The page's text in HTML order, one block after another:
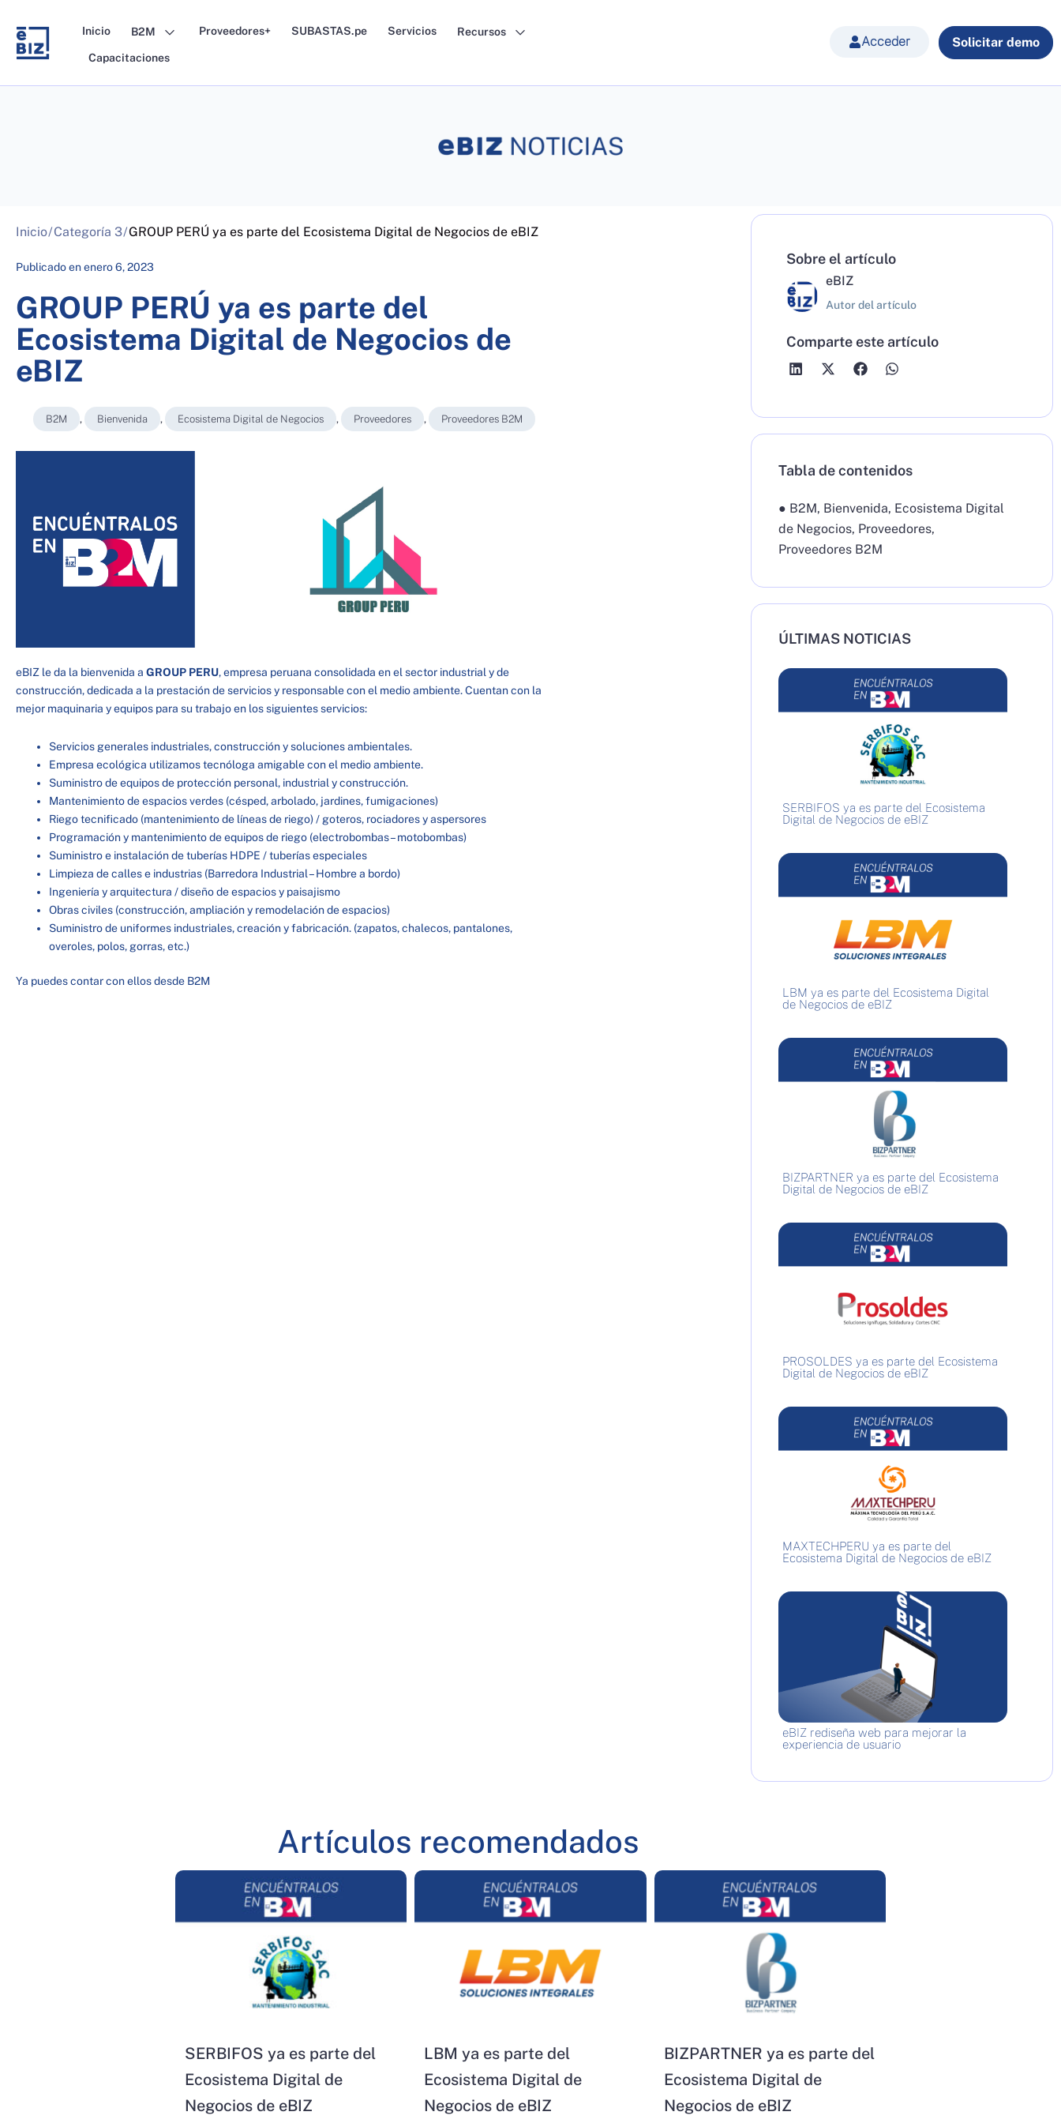
content
Inicio B2M Proveedores+ SUBASTAS.pe Servicios Recursos
Capacitaciones
Acceder Solicitar demo
Inicio/Categoría 3/GROUP PERÚ ya es parte del Ecosistema Digital de Negocios de eBIZ
Publicado enenero 6, 2023
GROUP PERÚ ya es parte del
Ecosistema Digital de Negocios de
eBIZ
B2M , Bienvenida , Ecosistema Digital de Negocios , Proveedores , Proveedores B2M
eBIZ le da la bienvenida a GROUP PERU, empresa peruana consolidada en el sector industrial y de
construcción, dedicada a la prestación de servicios y responsable con el medio ambiente. Cuentan con la
mejor maquinaria y equipos para su trabajo en los siguientes servicios:
Servicios generales industriales, construcción y soluciones ambientales.
Empresa ecológica utilizamos tecnóloga amigable con el medio ambiente.
Suministro de equipos de protección personal, industrial y construcción.
Mantenimiento de espacios verdes (césped, arbolado, jardines, fumigaciones)
Riego tecnificado (mantenimiento de líneas de riego) / goteros, rociadores y aspersores
Programación y mantenimiento de equipos de riego (electrobombas – motobombas)
Suministro e instalación de tuberías HDPE / tuberías especiales
Limpieza de calles e industrias (Barredora Industrial – Hombre a bordo)
Ingeniería y arquitectura / diseño de espacios y paisajismo
Obras civiles (construcción, ampliación y remodelación de espacios)
Suministro de uniformes industriales, creación y fabricación. (zapatos, chalecos, pantalones,
overoles, polos, gorras, etc.)
Ya puedes contar con ellos desde B2M
Sobre el artículo
eBIZ
Autor del artículo
Comparte este artículo
Tabla de contenidos
● B2M, Bienvenida, Ecosistema Digital
de Negocios, Proveedores,
Proveedores B2M
ÚLTIMAS NOTICIAS
SERBIFOS ya es parte del Ecosistema
Digital de Negocios de eBIZ
LBM ya es parte del Ecosistema Digital
de Negocios de eBIZ
BIZPARTNER ya es parte del Ecosistema
Digital de Negocios de eBIZ
PROSOLDES ya es parte del Ecosistema
Digital de Negocios de eBIZ
MAXTECHPERU ya es parte del
Ecosistema Digital de Negocios de eBIZ
eBIZ rediseña web para mejorar la
experiencia de usuario
Artículos recomendados
SERBIFOS ya es parte del
Ecosistema Digital de
Negocios de eBIZ
LBM ya es parte del
Ecosistema Digital de
Negocios de eBIZ
BIZPARTNER ya es parte del
Ecosistema Digital de
Negocios de eBIZ